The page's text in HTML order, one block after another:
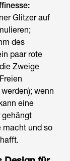
Glitzer auf
des
paar rote
Zweige
wenn
eine
gehängt
macht und so